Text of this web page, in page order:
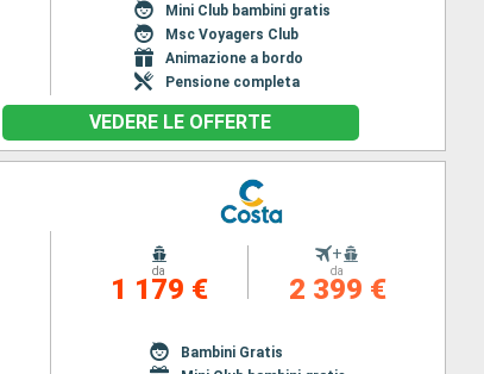
Mini Club bambini gratis
Msc Voyagers Club
Animazione a bordo
Pensione completa
VEDERE LE OFFERTE
da
1 179 €
+
da
2 399 €
Bambini Gratis